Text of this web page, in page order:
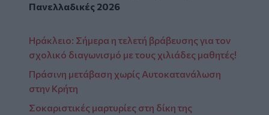
Πανελλαδικές 2026
Ηράκλειο: Σήμερα η τελετή βράβευσης για τον
σχολικό διαγωνισμό με τους χιλιάδες μαθητές!
Πράσινη μετάβαση χωρίς Αυτοκατανάλωση
στην Κρήτη
Σοκαριστικές μαρτυρίες στη δίκη της